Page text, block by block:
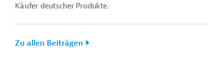
Käufer deutscher Produkte.
Zu allen Beiträgen